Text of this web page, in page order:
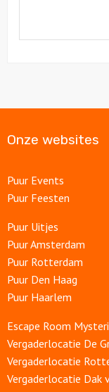
Onze websites
Puur Events
Puur Feesten
Puur Uitjes
Puur Amsterdam
Puur Rotterdam
Puur Den Haag
Puur Haarlem
Escape Room
Vergaderlocatie De
Vergaderlocatie
Vergaderlocatie Dak